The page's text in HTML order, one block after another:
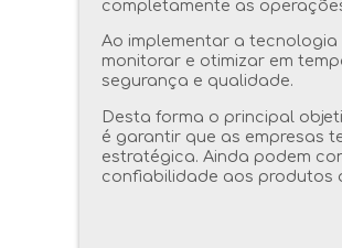
completamente as
Ao implementar a
monitorar e otimizar em
segurança e qualidade.
Desta forma o principal
é garantir que as empresas
estratégica. Ainda podem
confiabilidade aos produtos